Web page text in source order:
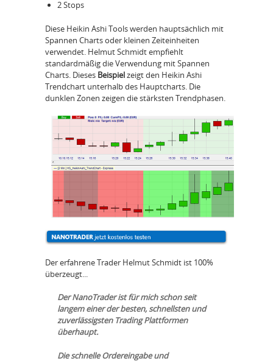
2 Stops
Diese Heikin Ashi Tools werden hauptsächlich mit
Spannen Charts oder kleinen Zeiteinheiten
verwendet. Helmut Schmidt empfiehlt
standardmäßig die Verwendung mit Spannen
Charts. Dieses Beispielzeigt den Heikin Ashi
Trendchart unterhalb des Hauptcharts. Die
dunklen Zonen zeigen die stärksten Trendphasen.
Der erfahrene Trader Helmut Schmidt ist 100%
überzeugt...
Der NanoTrader ist für mich schon seit
langem einer der besten, schnellsten und
zuverlässigsten Trading Plattformen
überhaupt.
Die schnelle Ordereingabe und